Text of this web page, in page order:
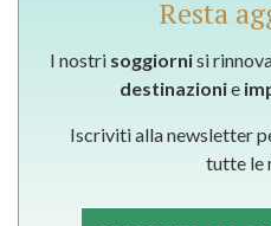
Resta
I nostri soggiornisi
destinazionie
Iscriviti alla newsletter
tutte le